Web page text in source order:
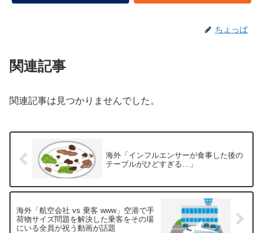
ちょっぱ
関連記事
関連記事は見つかりませんでした。
海外「インフルエンサーが食事した後の
テーブルがひどすぎる…」
海外「航空会社 vs 乗客 www」空港で手
荷物サイズ問題を解決した乗客をその場
にいる全員が祝う動画が話題